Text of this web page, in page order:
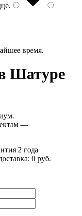
.
время.
Шатуре
—
2 года
0 руб.